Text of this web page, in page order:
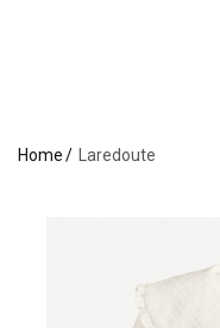
Home Laredoute